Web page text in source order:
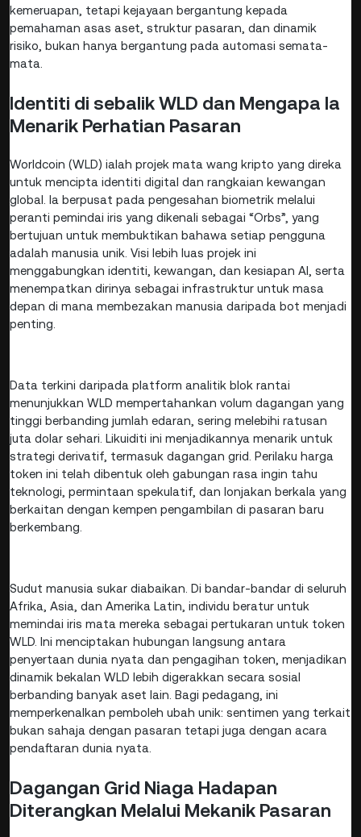
kemeruapan, tetapi kejayaan bergantung kepada
pemahaman asas aset, struktur pasaran, dan dinamik
risiko, bukan hanya bergantung pada automasi semata-
mata.
Identiti di sebalik WLD dan Mengapa Ia
Menarik Perhatian Pasaran
Worldcoin (WLD) ialah projek mata wang kripto yang direka
untuk mencipta identiti digital dan rangkaian kewangan
global. Ia berpusat pada pengesahan biometrik melalui
peranti pemindai iris yang dikenali sebagai “Orbs”, yang
bertujuan untuk membuktikan bahawa setiap pengguna
adalah manusia unik. Visi lebih luas projek ini
menggabungkan identiti, kewangan, dan kesiapan AI, serta
menempatkan dirinya sebagai infrastruktur untuk masa
depan di mana membezakan manusia daripada bot menjadi
penting.
Data terkini daripada platform analitik blok rantai
menunjukkan WLD mempertahankan volum dagangan yang
tinggi berbanding jumlah edaran, sering melebihi ratusan
juta dolar sehari. Likuiditi ini menjadikannya menarik untuk
strategi derivatif, termasuk dagangan grid. Perilaku harga
token ini telah dibentuk oleh gabungan rasa ingin tahu
teknologi, permintaan spekulatif, dan lonjakan berkala yang
berkaitan dengan kempen pengambilan di pasaran baru
berkembang.
Sudut manusia sukar diabaikan. Di bandar-bandar di seluruh
Afrika, Asia, dan Amerika Latin, individu beratur untuk
memindai iris mata mereka sebagai pertukaran untuk token
WLD. Ini menciptakan hubungan langsung antara
penyertaan dunia nyata dan pengagihan token, menjadikan
dinamik bekalan WLD lebih digerakkan secara sosial
berbanding banyak aset lain. Bagi pedagang, ini
memperkenalkan pemboleh ubah unik: sentimen yang terkait
bukan sahaja dengan pasaran tetapi juga dengan acara
pendaftaran dunia nyata.
Dagangan Grid Niaga Hadapan
Diterangkan Melalui Mekanik Pasaran